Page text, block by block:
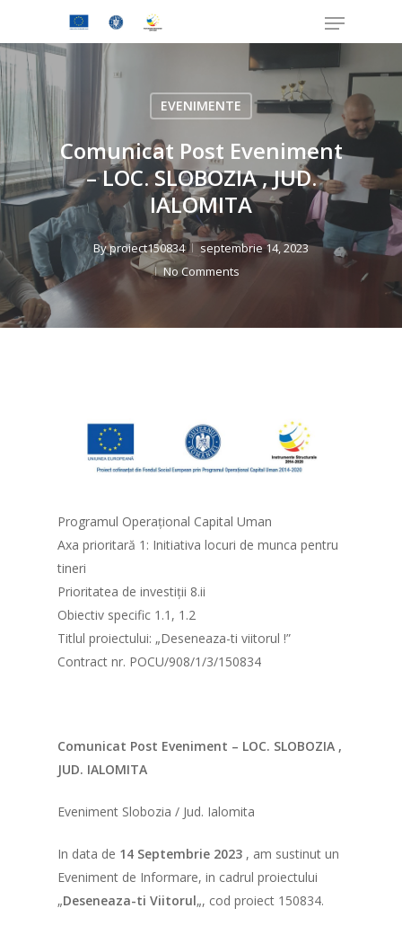
main
content
Menu
EVENIMENTE
Comunicat Post Eveniment
– LOC. SLOBOZIA , JUD.
IALOMITA
Byproiect150834
septembrie 14, 2023
No Comments
Programul Operațional Capital Uman
Axa prioritară 1: Initiativa locuri de munca pentru
tineri
Prioritatea de investiții 8.ii
Obiectiv specific 1.1, 1.2
Titlul proiectului: „Deseneaza-ti viitorul !”
Contract nr. POCU/908/1/3/150834
Comunicat Post Eveniment – LOC. SLOBOZIA ,
JUD. IALOMITA
Eveniment Slobozia / Jud. Ialomita
In data de 14 Septembrie 2023 , am sustinut un
Eveniment de Informare, in cadrul proiectului
„Deseneaza-ti Viitorul„, cod proiect 150834.
Menu